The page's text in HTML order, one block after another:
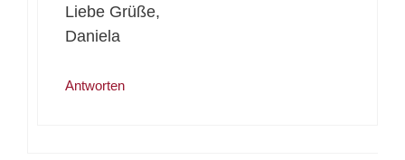
Liebe Grüße,
Daniela
Antworten